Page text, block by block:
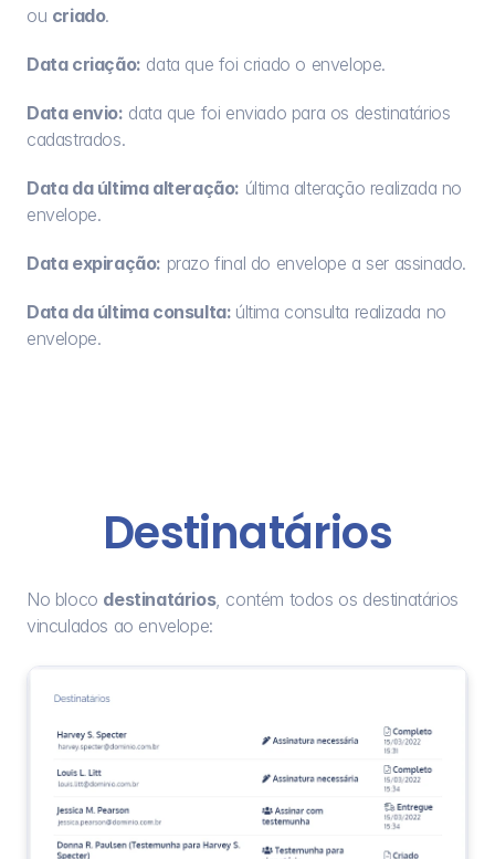
ou criado.
Data criação: data que foi criado o envelope.
Data envio: data que foi enviado para os destinatários
cadastrados.
Data da última alteração: última alteração realizada no
envelope.
Data expiração: prazo final do envelope a ser assinado.
Data da última consulta: última consulta realizada no
envelope.
Destinatários
No bloco destinatários, contém todos os destinatários
vinculados ao envelope: